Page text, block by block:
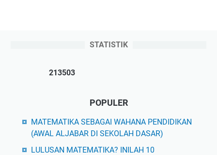
STATISTIK
213503
POPULER
MATEMATIKA SEBAGAI WAHANA PENDIDIKAN
(AWAL ALJABAR DI SEKOLAH DASAR)
LULUSAN MATEMATIKA? INILAH 10